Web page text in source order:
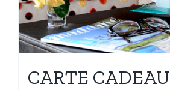
CARTE CADEAU